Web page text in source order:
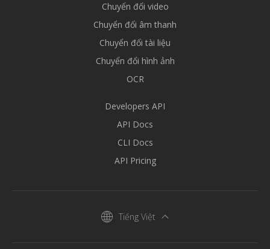
Chuyển đổi video
Chuyển đổi âm thanh
Chuyển đổi tài liệu
Chuyển đổi hình ảnh
OCR
Developers API
API Docs
CLI Docs
API Pricing
Tiếng Việt